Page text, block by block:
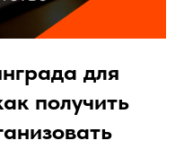
для
получить